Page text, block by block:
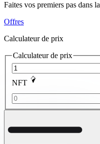
Faites vos premiers pas dans
Offres
Calculateur de prix
Calculateur de prix
NFT